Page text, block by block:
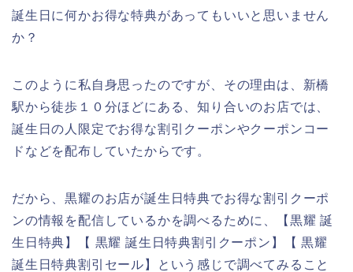
誕生日に何かお得な特典があってもいいと思いません
か？
このように私自身思ったのですが、その理由は、新橋
駅から徒歩１０分ほどにある、知り合いのお店では、
誕生日の人限定でお得な割引クーポンやクーポンコー
ドなどを配布していたからです。
だから、黒耀のお店が誕生日特典でお得な割引クーポ
ンの情報を配信しているかを調べるために、【黒耀 誕
生日特典】【 黒耀 誕生日特典割引クーポン】【 黒耀
誕生日特典割引セール】という感じで調べてみること